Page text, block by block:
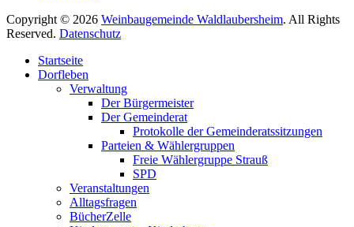
Copyright © 2026 Weinbaugemeinde Waldlaubersheim. All Rights
Reserved. Datenschutz
oben
scrollen
Startseite
Dorfleben
Verwaltung
Der Bürgermeister
Der Gemeinderat
Protokolle der Gemeinderatssitzungen
Parteien & Wählergruppen
Freie Wählergruppe Strauß
SPD
Veranstaltungen
Alltagsfragen
BücherZelle